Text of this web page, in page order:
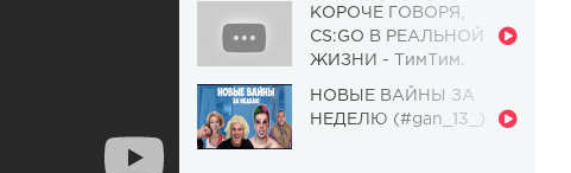
КОРОЧЕ ГОВОРЯ,
CS:GO В РЕАЛЬНОЙ
ЖИЗНИ - ТимТим.
НОВЫЕ ВАЙНЫ ЗА
НЕДЕЛЮ (#gan_13_)